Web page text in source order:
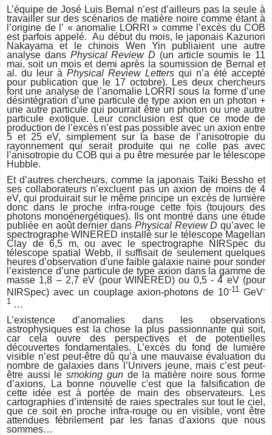
L’équipe de José Luis Bernal n’est d’ailleurs pas la seule à
travailler sur des scénarios de matière noire comme étant à
l’origine de l’ « anomalie LORRI » comme l’excès du COB
est parfois appelé. Au début du mois, le japonais Kazunori
Nakayama et le chinois Wen Yin publiaient une autre
analyse dans Physical Review D (un article soumis le 11
mai, soit un mois et demi après la soumission de Bernal et
al. du leur à Physical Review Letters qui n’a été accepté
pour publication que le 17 octobre). Les deux chercheurs
font une analyse de l’anomalie LORRI sous la forme d’une
désintégration d’une particule de type axion en un photon +
une autre particule qui pourrait être un photon ou une autre
particule exotique. Leur conclusion est que ce mode de
production de l’excès n’est pas possible avec un axion entre
5 et 25 eV, simplement sur la base de l’anisotropie du
rayonnement qui serait produite qui ne colle pas avec
l’anisotropie du COB qui a pu être mesurée par le télescope
Hubble.
Et d’autres chercheurs, comme la japonais Taiki Bessho et
ses collaborateurs n’excluent pas un axion de moins de 4
eV, qui produirait sur le même principe un excès de lumière
donc dans le proche infra-rouge cette fois (toujours des
photons monoénergétiques). Ils ont montré dans une étude
publiée en août dernier dans Physical Review D qu’avec le
spectrographe WINERED installé sur le télescope Magellan
Clay de 6,5 m, ou avec le spectrographe NIRSpec du
télescope spatial Webb, il suffisait de seulement quelques
heures d’observation d'une faible galaxie naine pour sonder
l’existence d’une particule de type axion dans la gamme de
masse 1,8 – 2,7 eV (pour WINERED) ou 0,5 - 4 eV (pour
NIRSpec) avec un couplage axion-photons de 10-11 GeV-
1 …
L’existence d’anomalies dans les observations
astrophysiques est la chose la plus passionnante qui soit,
car cela ouvre des perspectives et de potentielles
découvertes fondamentales. L’excès du fond de lumière
visible n’est peut-être dû qu’à une mauvaise évaluation du
nombre de galaxies dans l’Univers jeune, mais c’est peut-
être aussi lesmoking gunde la matière noire sous forme
d’axions. La bonne nouvelle c'est que la falsification de
cette idée est à portée de main des observateurs. Les
cartographies d’intensité de raies spectrales sur tout le ciel,
que ce soit en proche infra-rouge ou en visible, vont être
attendues fébrilement par les fanas d'axions que nous
sommes…